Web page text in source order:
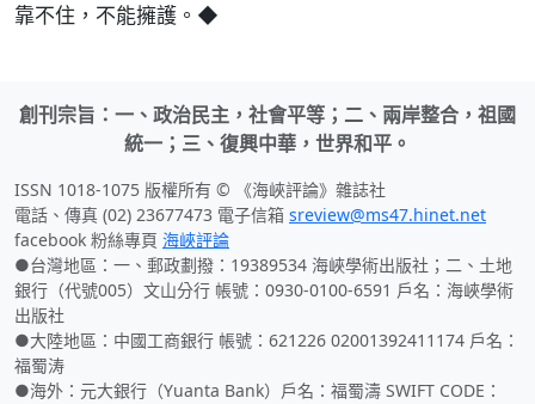
靠不住，不能擁護。◆
創刊宗旨：一、政治民主，社會平等；二、兩岸整合，祖國
統一；三、復興中華，世界和平。
ISSN 1018-1075 版權所有 © 《海峽評論》雜誌社
電話、傳真 (02) 23677473 電子信箱 sreview@ms47.hinet.net
facebook 粉絲專頁 海峽評論
●台灣地區：一、郵政劃撥：19389534 海峽學術出版社；二、土地
銀行（代號005）文山分行 帳號：0930-0100-6591 戶名：海峽學術
出版社
●大陸地區：中國工商銀行 帳號：621226 02001392411174 戶名：
福蜀涛
●海外：元大銀行（Yuanta Bank）戶名：福蜀濤 SWIFT CODE：